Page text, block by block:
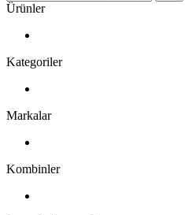
Ürünler
Kategoriler
Markalar
Kombinler